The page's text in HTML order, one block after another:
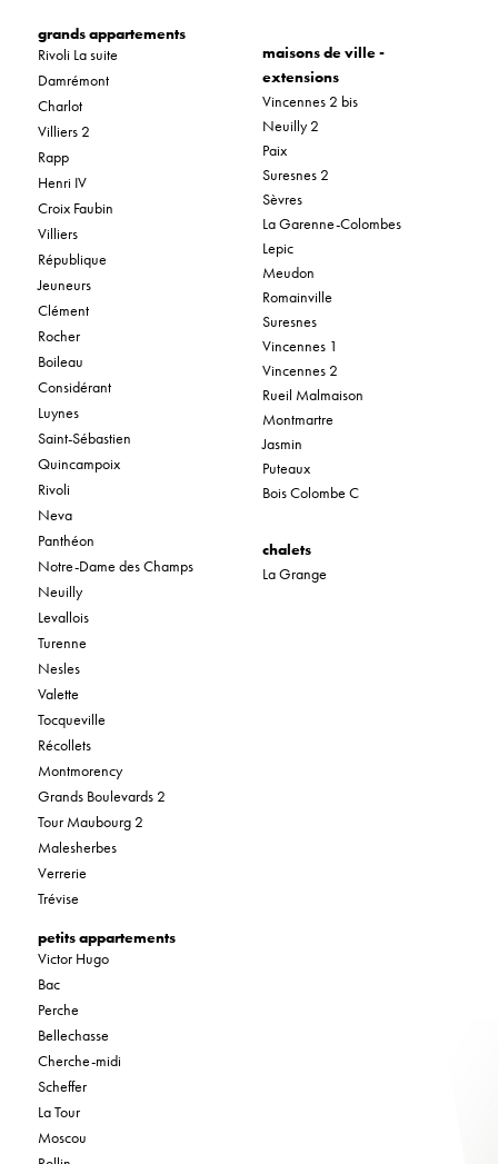
grands appartements
Rivoli La suite
Damrémont
Charlot
Villiers 2
Rapp
Henri IV
Croix Faubin
Villiers
République
Jeuneurs
Clément
Rocher
Boileau
Considérant
Luynes
Saint-Sébastien
Quincampoix
Rivoli
Neva
Panthéon
Notre-Dame des Champs
Neuilly
Levallois
Turenne
Nesles
Valette
Tocqueville
Récollets
Montmorency
Grands Boulevards 2
Tour Maubourg 2
Malesherbes
Verrerie
Trévise
petits appartements
Victor Hugo
Bac
Perche
Bellechasse
Cherche-midi
Scheffer
La Tour
Moscou
maisons de ville -
extensions
Vincennes 2 bis
Neuilly 2
Paix
Suresnes 2
Sèvres
La Garenne-Colombes
Lepic
Meudon
Romainville
Suresnes
Vincennes 1
Vincennes 2
Rueil Malmaison
Montmartre
Jasmin
Puteaux
Bois Colombe C
chalets
La Grange